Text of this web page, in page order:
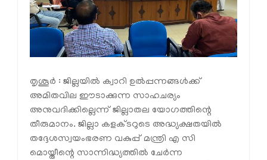
തൃശൂര്‍ : ജില്ലയില്‍ ക്വാറി ഉല്‍പ്പന്നങ്ങള്‍ക്ക്
അമിതവില ഈടാക്കുന്ന സാഹചര്യം
അനുവദിക്കില്ലെന്ന് ജില്ലാതല യോഗത്തിന്റെ
തീരുമാനം. ജില്ലാ കളക്ടറുടെ അദ്ധ്യക്ഷതയില്‍
തദ്ദേശസ്വയംഭരണ വകുപ്പ് മന്ത്രി എ സി
മൊയ്തീന്റെ സാന്നിദ്ധ്യത്തില്‍ ചേര്‍ന്ന